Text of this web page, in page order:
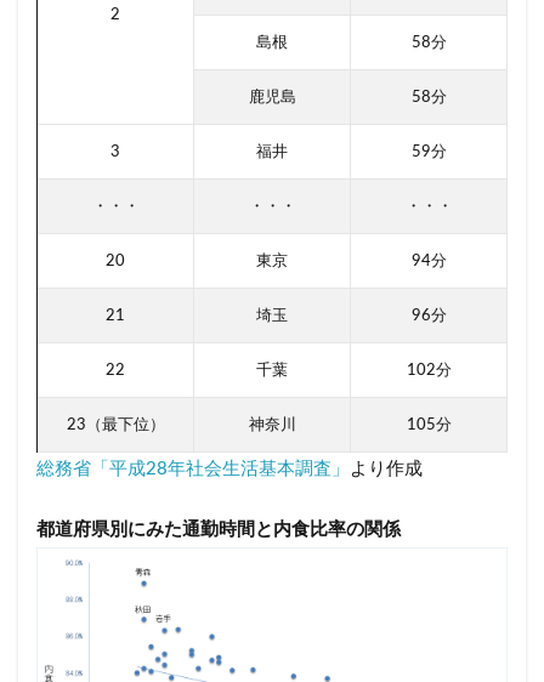
2
島根 58分
鹿児島 58分
3 福井 59分
・・・ ・・・ ・・・
20 東京 94分
21 埼玉 96分
22 千葉 102分
23（最下位） 神奈川 105分
総務省「平成28年社会生活基本調査」 より作成
都道府県別にみた通勤時間と内食比率の関係